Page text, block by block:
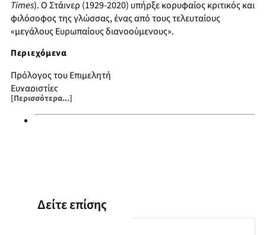
Times). Ο Στάινερ (1929-2020) υπήρξε κορυφαίος κριτικός και
φιλόσοφος της γλώσσας, ένας από τους τελευταίους
«μεγάλους Ευρωπαίους διανοούμενους».
Περιεχόμενα
Πρόλογος του Επιμελητή
Ευχαριστίες
Πρόλογος στην Τρίτη Έκδοση
Πρόλογος στη Δεύτερη Έκδοση
Επίλογος
[Περισσότερα...]
Δείτε επίσης